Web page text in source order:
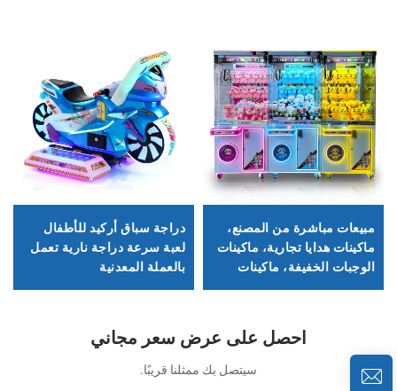
مبيعات مباشرة من المصنع،
ماكينات هدايا تجارية، ماكينات
الوجبات الخفيفة، ماكينات
دراجة سباق أركيد للأطفال
لعبة سرعة دراجة نارية تعمل
بالعملة المعدنية
احصل على عرض سعر مجاني
سيتصل بك ممثلنا قريبًا.